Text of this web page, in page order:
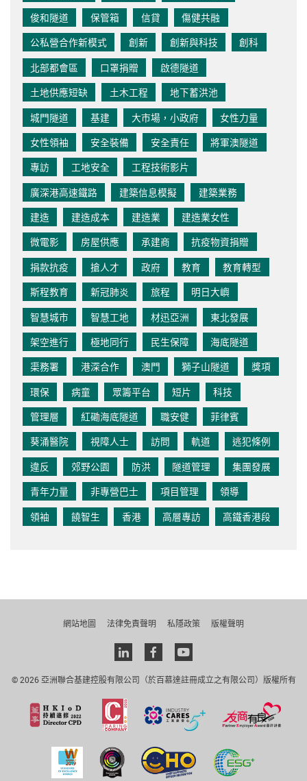
俊和隧道
保管箱 信貸
傷健共融
公私營合作新模式
創新 創新與科技
創科
北部都會區
口罩捐贈
啟德隧道
土地供應短缺
土木工程
地下蓄洪池
城門隧道
基建 大市場，小政府
女性力量
女性領袖
安全裝備 安全責任
將軍澳隧道
專訪
工地安全
工程技術影片
廣深港高速鐵路
建築信息模擬
建築業務
建造
建造成本 建造業
建造業女性
微電影
房屋供應 承建商
抗疫物資捐贈
捐款抗疫
搶人才 政府 教育
教育轉型
斯程教育
新冠肺炎 旅程
明日大嶼
智慧城市
智慧工地 材迅亞洲
東北發展
架空進行
極地同行 民生保障
海底隧道
渠務署
港深合作 澳門 獅子山隧道
獎項
環保
病童 眾籌平台 短片
科技
管理層
紅磡海底隧道 職安健
菲律賓
葵涌醫院
視障人士 訪問 軌道
逃犯條例
違反
郊野公園 防洪 隧道管理
集團發展
青年力量
非專營巴士 項目管理
領導
領袖
饒智生 香港 高層專訪 高鐵香港段
網站地圖 法律免責聲明 私隱政策 版權聲明
Linkedinfacebookyoutube
© 2026 亞洲聯合基建控股有限公司（於百慕達註冊成立之有限公司）版權所有